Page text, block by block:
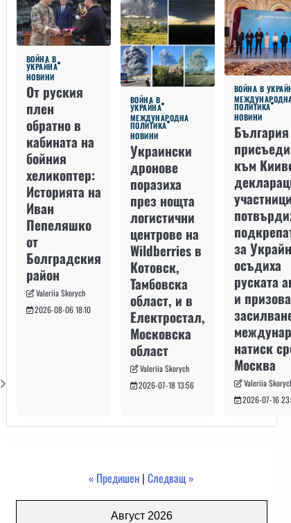
ВОЙНА В
УКРАЙНА
НОВИНИ
От руския
плен
обратно в
кабината на
бойния
хеликоптер:
Историята на
Иван
Пепеляшко
от
Болградския
район
Valeriia Skorych
2026-08-06 18:10
ВОЙНА В
УКРАЙНА
МЕЖДУНАРОДНА
ПОЛИТИКА
НОВИНИ
Украински
дронове
поразиха
през нощта
логистични
центрове на
Wildberries в
Котовск,
Тамбовска
област, и в
Електростал,
Московска
област
Valeriia Skorych
2026-07-18 13:56
ВОЙНА В
ПОЛИТИКА
НОВИНИ
към
за
осъдиха
руската
и
натиск
Москва
Valeriia
2026-07-16
« Предишен |Следващ »
Август 2026